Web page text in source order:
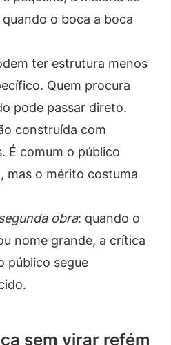
o boca a boca
ter estrutura menos
Quem procura
pode passar direto.
construída com
É comum o público
mas o mérito costuma
obra: quando o
nome grande, a crítica
público segue
sem virar refém